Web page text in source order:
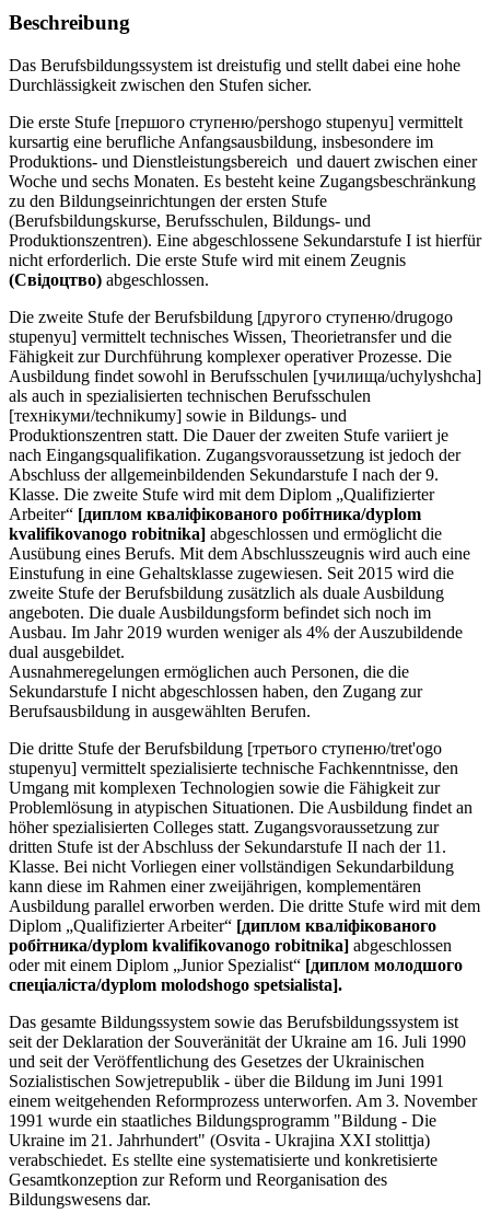
Beschreibung
Das Berufsbildungssystem ist dreistufig und stellt dabei eine hohe
Durchlässigkeit zwischen den Stufen sicher.
Die erste Stufe [першого ступеню/pershogo stupenyu] vermittelt
kursartig eine berufliche Anfangsausbildung, insbesondere im
Produktions- und Dienstleistungsbereich und dauert zwischen einer
Woche und sechs Monaten. Es besteht keine Zugangsbeschränkung
zu den Bildungseinrichtungen der ersten Stufe
(Berufsbildungskurse, Berufsschulen, Bildungs- und
Produktionszentren). Eine abgeschlossene Sekundarstufe I ist hierfür
nicht erforderlich. Die erste Stufe wird mit einem Zeugnis
(Свiдоцтво) abgeschlossen.
Die zweite Stufe der Berufsbildung [другого ступеню/drugogo
stupenyu] vermittelt technisches Wissen, Theorietransfer und die
Fähigkeit zur Durchführung komplexer operativer Prozesse. Die
Ausbildung findet sowohl in Berufsschulen [училища/uchylyshcha]
als auch in spezialisierten technischen Berufsschulen
[технікуми/technikumy] sowie in Bildungs- und
Produktionszentren statt. Die Dauer der zweiten Stufe variiert je
nach Eingangsqualifikation. Zugangsvoraussetzung ist jedoch der
Abschluss der allgemeinbildenden Sekundarstufe I nach der 9.
Klasse. Die zweite Stufe wird mit dem Diplom „Qualifizierter
Arbeiter“ [диплом кваліфікованого робітника/dyplom
kvalifikovanogo robitnika] abgeschlossen und ermöglicht die
Ausübung eines Berufs. Mit dem Abschlusszeugnis wird auch eine
Einstufung in eine Gehaltsklasse zugewiesen. Seit 2015 wird die
zweite Stufe der Berufsbildung zusätzlich als duale Ausbildung
angeboten. Die duale Ausbildungsform befindet sich noch im
Ausbau. Im Jahr 2019 wurden weniger als 4% der Auszubildende
dual ausgebildet.
Ausnahmeregelungen ermöglichen auch Personen, die die
Sekundarstufe I nicht abgeschlossen haben, den Zugang zur
Berufsausbildung in ausgewählten Berufen.
Die dritte Stufe der Berufsbildung [третього ступеню/tret'ogo
stupenyu] vermittelt spezialisierte technische Fachkenntnisse, den
Umgang mit komplexen Technologien sowie die Fähigkeit zur
Problemlösung in atypischen Situationen. Die Ausbildung findet an
höher spezialisierten Colleges statt. Zugangsvoraussetzung zur
dritten Stufe ist der Abschluss der Sekundarstufe II nach der 11.
Klasse. Bei nicht Vorliegen einer vollständigen Sekundarbildung
kann diese im Rahmen einer zweijährigen, komplementären
Ausbildung parallel erworben werden. Die dritte Stufe wird mit dem
Diplom „Qualifizierter Arbeiter“ [диплом кваліфікованого
робітника/dyplom kvalifikovanogo robitnika] abgeschlossen
oder mit einem Diplom „Junior Spezialist“ [диплом молодшого
спеціаліста/dyplom molodshogo spetsialista].
Das gesamte Bildungssystem sowie das Berufsbildungssystem ist
seit der Deklaration der Souveränität der Ukraine am 16. Juli 1990
und seit der Veröffentlichung des Gesetzes der Ukrainischen
Sozialistischen Sowjetrepublik - über die Bildung im Juni 1991
einem weitgehenden Reformprozess unterworfen. Am 3. November
1991 wurde ein staatliches Bildungsprogramm "Bildung - Die
Ukraine im 21. Jahrhundert" (Osvita - Ukrajina XXI stolittja)
verabschiedet. Es stellte eine systematisierte und konkretisierte
Gesamtkonzeption zur Reform und Reorganisation des
Bildungswesens dar.